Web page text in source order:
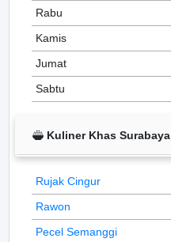
Rabu
Kamis
Jumat
Sabtu
Kuliner Khas Surabaya
Rujak Cingur
Rawon
Pecel Semanggi